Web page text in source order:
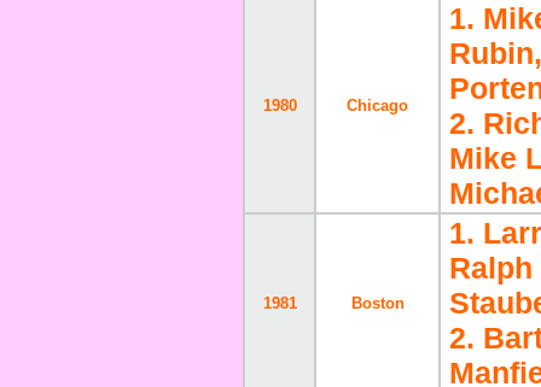
1980 Chicago
1.
2.
Mike
1981 Boston
1.
Ralph
2.